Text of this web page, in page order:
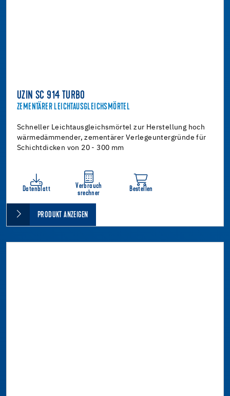
UZIN SC 914 TURBO
ZEMENTÄRER LEICHTAUSGLEICHSMÖRTEL
Schneller Leichtausgleichsmörtel zur Herstellung hoch
wärmedämmender, zementärer Verlegeuntergründe für
Schichtdicken von 20 - 300 mm
Datenblatt
Verbrauch
srechner
Bestellen
PRODUKT ANZEIGEN